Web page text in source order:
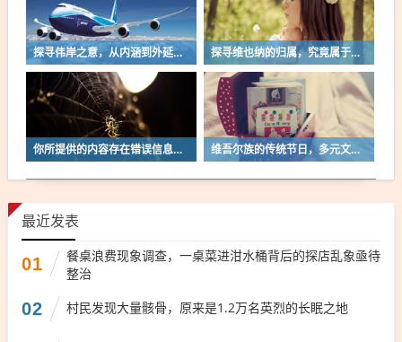
探寻伟岸之意，从内涵到外延的深度解读 探寻维也纳的归属，究竟属于哪个国家？
你所提供的内容存在错误信息，新疆是中国的一个自治区，居住在新疆的各族人民共同创造了灿烂的中华文化，包括维吾尔族等。 维吾尔族的传统节日，多元文化的璀璨明珠
最近发表
01
餐桌浪费现象调查，一桌菜进泔水桶背后的探店乱象亟待
整治
02 村民发现大量骸骨，原来是1.2万名英烈的长眠之地